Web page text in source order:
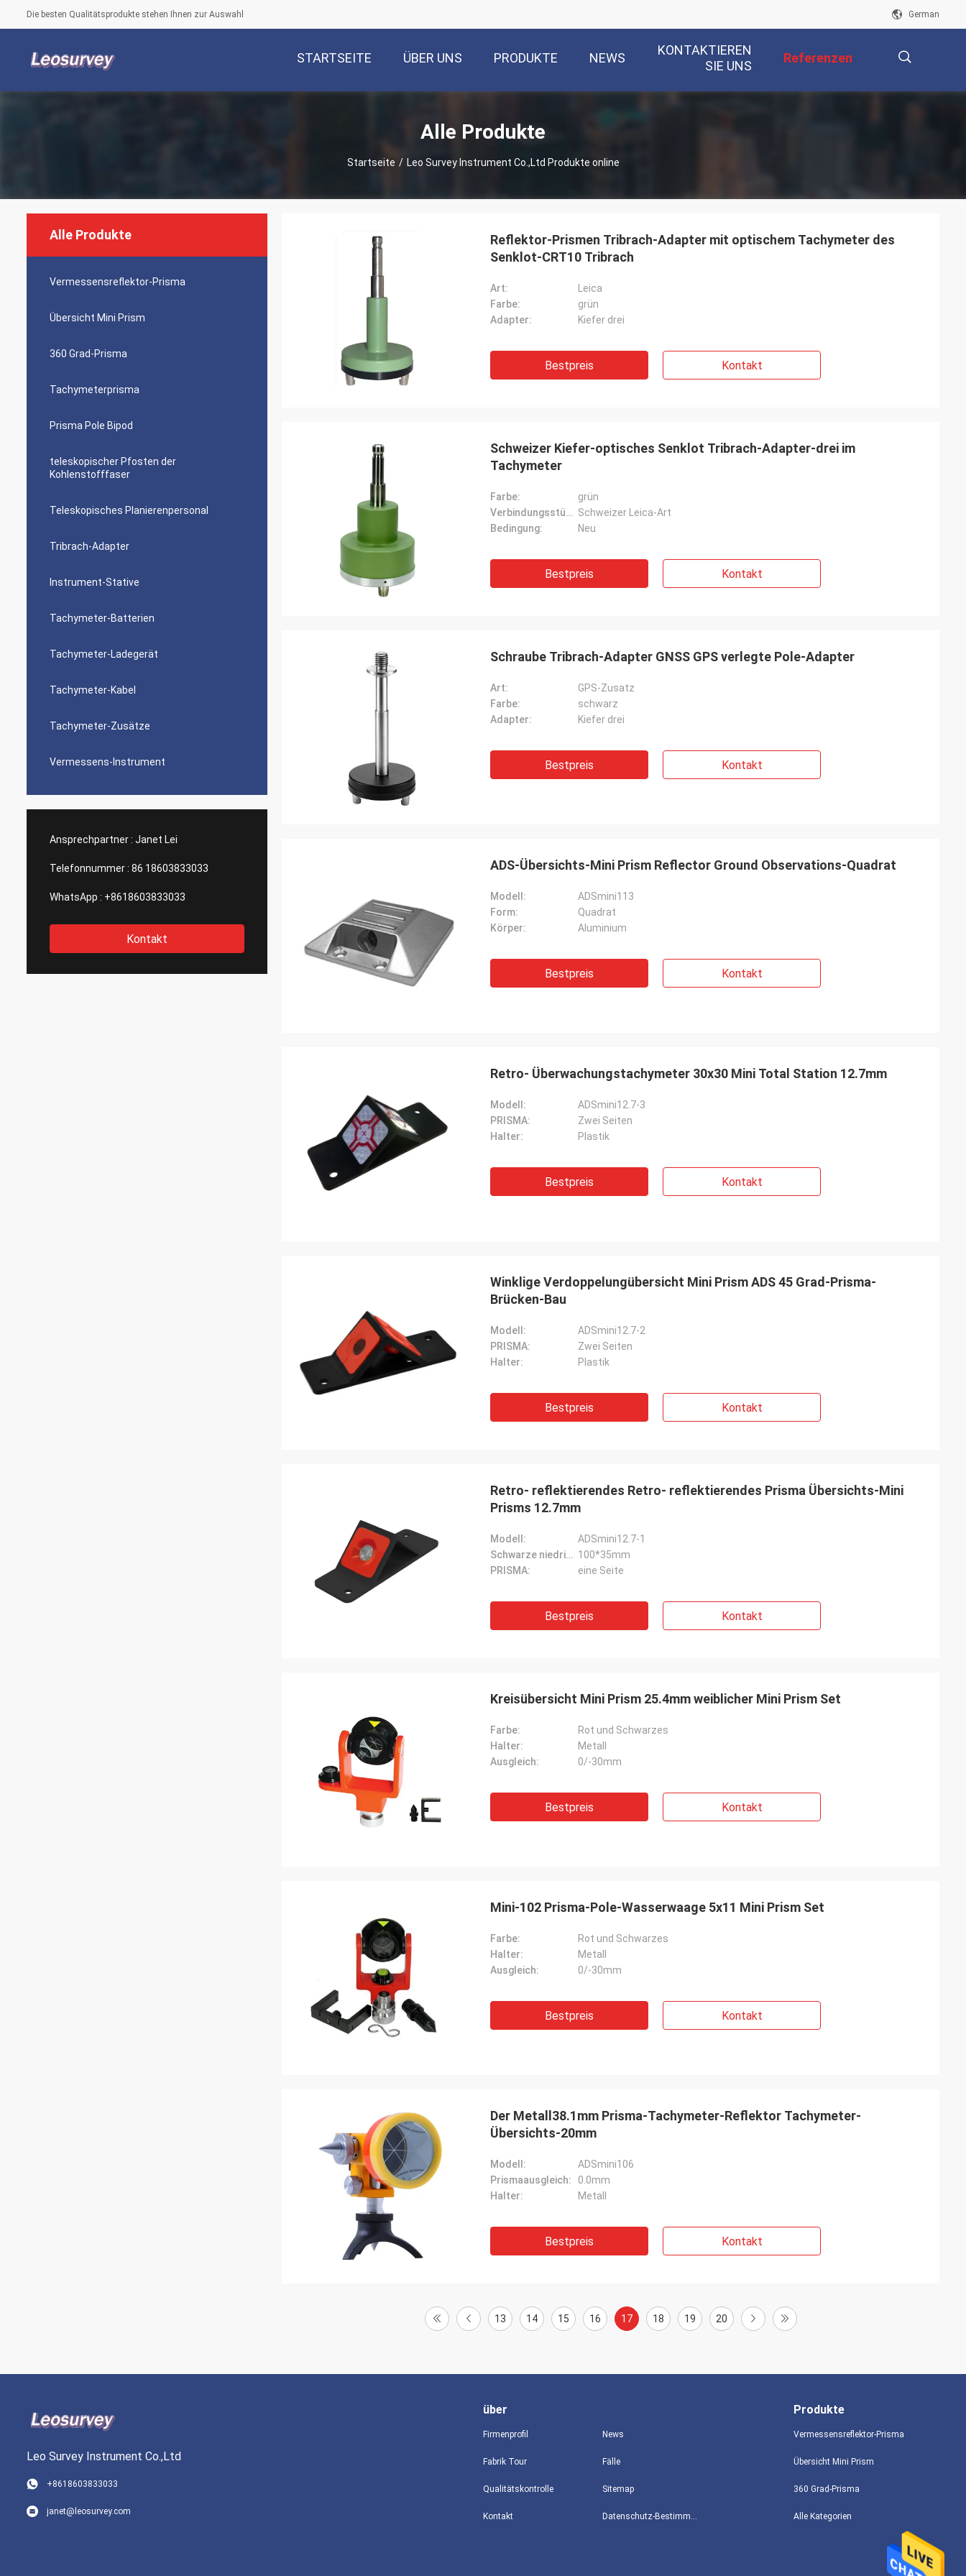
Die besten Qualitätsprodukte stehen Ihnen zur Auswahl German
STARTSEITE ÜBER UNS PRODUKTE NEWS
KONTAKTIEREN
SIE UNS
Referenzen
Alle Produkte
Startseite / Leo Survey Instrument Co.,Ltd Produkte online
Alle Produkte
Vermessensreflektor-Prisma
Übersicht Mini Prism
360 Grad-Prisma
Tachymeterprisma
Prisma Pole Bipod
teleskopischer Pfosten der
Kohlenstofffaser
Teleskopisches Planierenpersonal
Tribrach-Adapter
Instrument-Stative
Tachymeter-Batterien
Tachymeter-Ladegerät
Tachymeter-Kabel
Tachymeter-Zusätze
Vermessens-Instrument
Ansprechpartner : Janet Lei
Telefonnummer : 86 18603833033
WhatsApp : +8618603833033
Kontakt
Reflektor-Prismen Tribrach-Adapter mit optischem Tachymeter des
Senklot-CRT10 Tribrach
Art:
Leica
Farbe:
grün
Adapter:
Kiefer drei
Bestpreis Kontakt
Schweizer Kiefer-optisches Senklot Tribrach-Adapter-drei im
Tachymeter
Farbe:
grün
Verbindungsstückart: Schweizer Leica-Art
Bedingung:
Neu
Bestpreis Kontakt
Schraube Tribrach-Adapter GNSS GPS verlegte Pole-Adapter
Art:
GPS-Zusatz
Farbe:
schwarz
Adapter:
Kiefer drei
Bestpreis Kontakt
ADS-Übersichts-Mini Prism Reflector Ground Observations-Quadrat
Modell:
ADSmini113
Form:
Quadrat
Körper:
Aluminium
Bestpreis Kontakt
Retro- Überwachungstachymeter 30x30 Mini Total Station 12.7mm
Modell:
ADSmini12.7-3
PRISMA:
Zwei Seiten
Halter:
Plastik
Bestpreis Kontakt
Winklige Verdoppelungübersicht Mini Prism ADS 45 Grad-Prisma-
Brücken-Bau
Modell:
ADSmini12.7-2
PRISMA:
Zwei Seiten
Halter:
Plastik
Bestpreis Kontakt
Retro- reflektierendes Retro- reflektierendes Prisma Übersichts-Mini
Prisms 12.7mm
Modell:
ADSmini12.7-1
Schwarze niedrige Größe: 100*35mm
PRISMA:
eine Seite
Bestpreis Kontakt
Kreisübersicht Mini Prism 25.4mm weiblicher Mini Prism Set
Farbe:
Rot und Schwarzes
Halter:
Metall
Ausgleich:
0/-30mm
Bestpreis Kontakt
Mini-102 Prisma-Pole-Wasserwaage 5x11 Mini Prism Set
Farbe:
Rot und Schwarzes
Halter:
Metall
Ausgleich:
0/-30mm
Bestpreis Kontakt
Der Metall38.1mm Prisma-Tachymeter-Reflektor Tachymeter-
Übersichts-20mm
Modell:
ADSmini106
Prismaausgleich:
0.0mm
Halter:
Metall
Bestpreis Kontakt
13 14 15 16 17 18 19 20
Leo Survey Instrument Co.,Ltd
+8618603833033
janet@leosurvey.com
über
Firmenprofil
Fabrik Tour
Qualitätskontrolle
Kontakt
News
Fälle
Sitemap
Datenschutz-Bestimmungen
Produkte
Vermessensreflektor-Prisma
Übersicht Mini Prism
360 Grad-Prisma
Alle Kategorien